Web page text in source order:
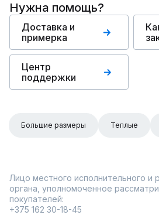
Нужна помощь?
Доставка и
примерка
Центр
поддержки
Большие размеры Теплые
Лицо местного исполнительного и
органа, уполномоченное
покупателей:
+375 162 30-18-45